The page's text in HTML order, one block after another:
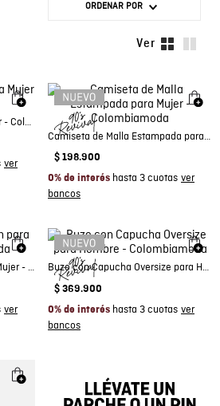
ORDENAR POR
Camiseta Oversize para Mujer - Colombiamoda
Camiseta de Malla Estampada para Mujer - Colombiamoda
$ 198.900
0% de interés hasta 3 cuotas
Jean Recto Dirty Wash para Mujer - Colombiamoda Buzo con Capucha Oversize para Hombre - Colombiamoda
$ 369.900
0% de interés hasta 3 cuotas